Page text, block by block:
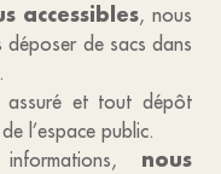
accessibles, nous
déposer de sacs dans
assuré et tout dépôt
l’espace public.
nous